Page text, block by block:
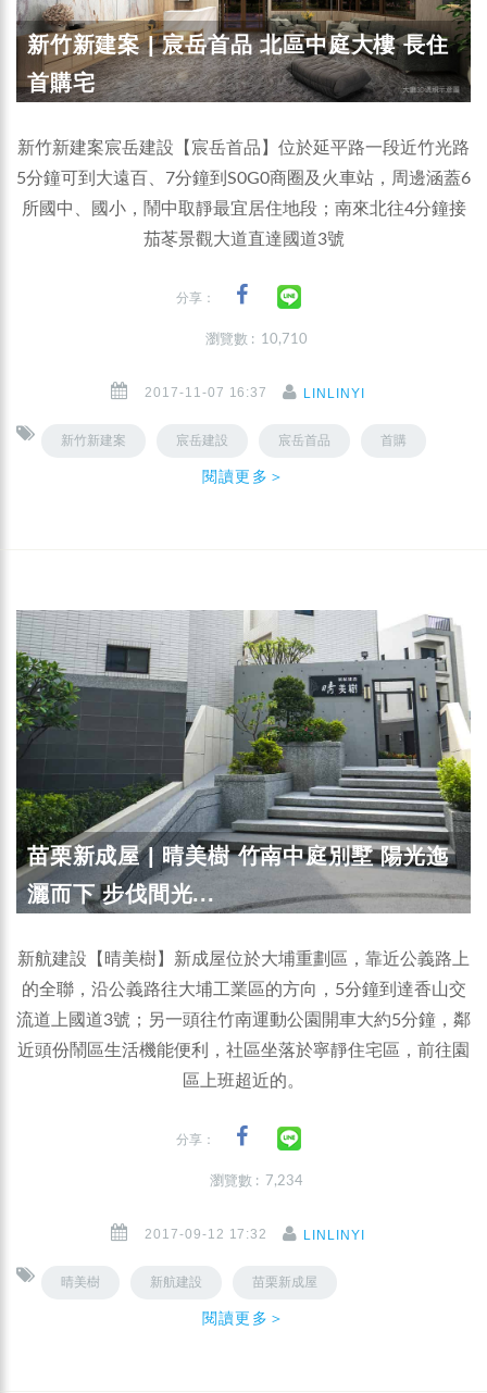
新竹新建案 | 宸岳首品 北區中庭大樓 長住
首購宅
新竹新建案宸岳建設【宸岳首品】位於延平路一段近竹光路
5分鐘可到大遠百、7分鐘到S0G0商圈及火車站，周邊涵蓋6
所國中、國小，鬧中取靜最宜居住地段；南來北往4分鐘接
茄苳景觀大道直達國道3號
分享：
瀏覽數 : 10,710
2017-11-07 16:37 LINLINYI
新竹新建案 宸岳建設 宸岳首品 首購
閱讀更多＞
苗栗新成屋 | 晴美樹 竹南中庭別墅 陽光迤
灑而下 步伐間光...
新航建設【晴美樹】新成屋位於大埔重劃區，靠近公義路上
的全聯，沿公義路往大埔工業區的方向，5分鐘到達香山交
流道上國道3號；另一頭往竹南運動公園開車大約5分鐘，鄰
近頭份鬧區生活機能便利，社區坐落於寧靜住宅區，前往園
區上班超近的。
分享：
瀏覽數 : 7,234
2017-09-12 17:32 LINLINYI
晴美樹 新航建設 苗栗新成屋
閱讀更多＞